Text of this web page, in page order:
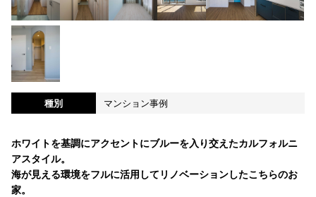
種別 マンション事例
ホワイトを基調にアクセントにブルーを入り交えたカルフォルニ
アスタイル。
海が見える環境をフルに活用してリノベーションしたこちらのお
家。